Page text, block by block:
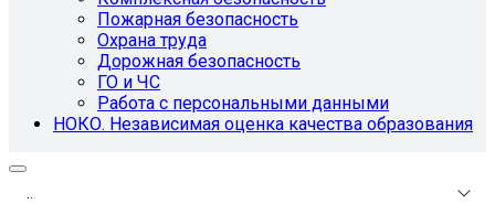
Пожарная безопасность
Охрана труда
Дорожная безопасность
ГО и ЧС
Работа с персональными данными
НОКО. Независимая оценка качества образования
...